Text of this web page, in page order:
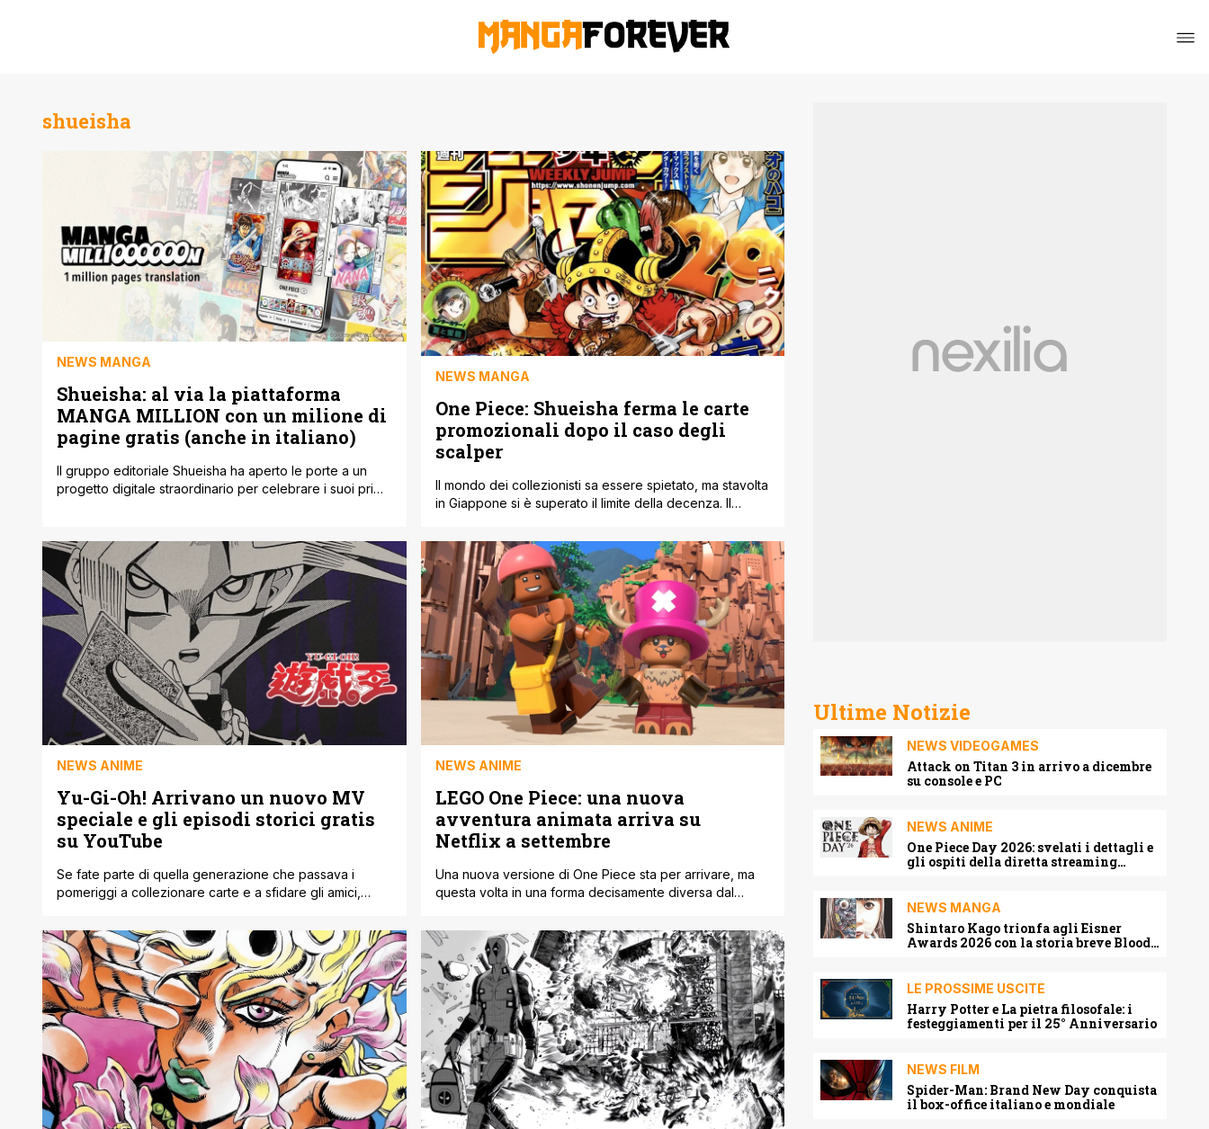
shueisha
NEWS MANGA
Shueisha: al via la piattaforma
MANGA MILLION con un milione di
pagine gratis (anche in italiano)
Il gruppo editoriale Shueisha ha aperto le porte a un
progetto digitale straordinario per celebrare i suoi primi
permette di sfogliare manga in modo del tutto gratuito,
senza chiedere alcuna registrazione, abbonamento né
la creazione di un profilo [']
NEWS MANGA
One Piece: Shueisha ferma le carte
promozionali dopo il caso degli
scalper
Il mondo dei collezionisti sa essere spietato, ma stavolta
in Giappone si è superato il limite della decenza. Il
Jump è andato letteralmente esaurito in pochissime ore
a causa di un assalto in piena regola da parte degli
scalper. Il motivo di tanta foga? Una rarissima carta [']
NEWS ANIME
Yu-Gi-Oh! Arrivano un nuovo MV
speciale e gli episodi storici gratis
su YouTube
Se fate parte di quella generazione che passava i
pomeriggi a collezionare carte e a sfidare gli amici,
delle saghe più importanti della nostra infanzia sta per
spegnere un numero impressionante di candeline. Per
celebrare alla grande il trentesimo anniversario della
nascita del manga originale del compianto [']
NEWS ANIME
LEGO One Piece: una nuova
avventura animata arriva su
Netflix a settembre
Una nuova versione di One Piece sta per arrivare, ma
questa volta in una forma decisamente diversa dal
animato realizzato in collaborazione con Eiichirō Oda, in
arrivo su Netflix il 29 settembre. Si tratta di uno speciale
animato diviso in due parti, nato dalla collaborazione [']
Ultime Notizie
NEWS VIDEOGAMES
Attack on Titan 3 in arrivo a dicembre
su console e PC
NEWS ANIME
One Piece Day 2026: svelati i dettagli e
gli ospiti della diretta streaming
NEWS MANGA
Shintaro Kago trionfa agli Eisner
Awards 2026 con la storia breve Blood
LE PROSSIME USCITE
Harry Potter e La pietra filosofale: i
festeggiamenti per il 25° Anniversario
NEWS FILM
Spider-Man: Brand New Day conquista
il box-office italiano e mondiale